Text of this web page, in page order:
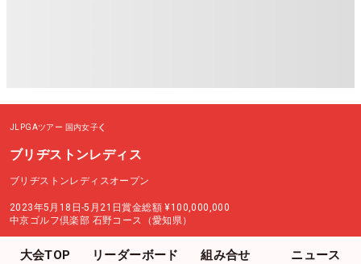
JLPGAツアー 国内女子
ブリヂストンレディス
ブリヂストンレディスオープン
2023年5月18日-5月21日賞金総額 ¥100,000,000
中京ゴルフ倶楽部 石野コース（愛知県）
大会TOP リーダーボード 組み合せ ニュース